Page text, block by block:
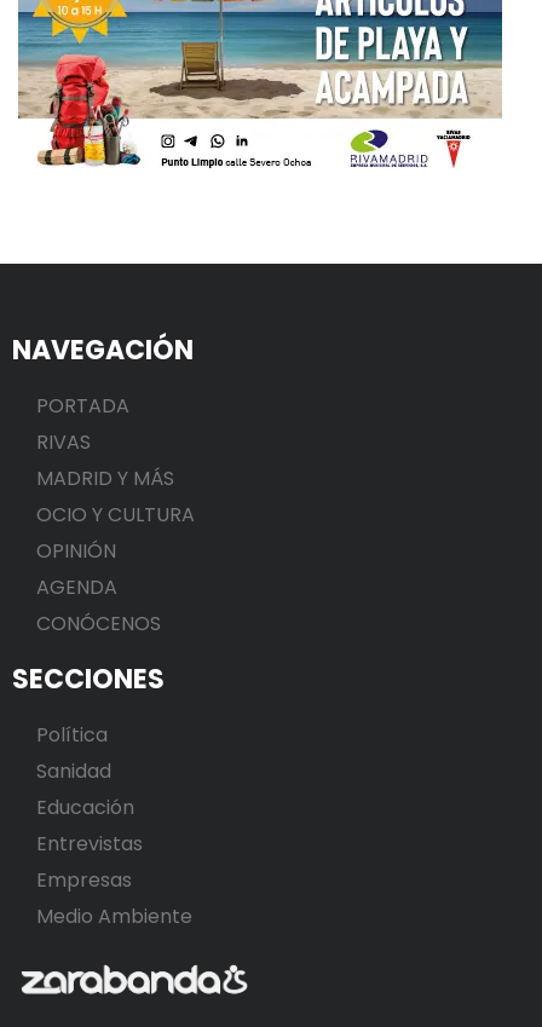
NAVEGACIÓN
PORTADA
RIVAS
MADRID Y MÁS
OCIO Y CULTURA
OPINIÓN
AGENDA
CONÓCENOS
SECCIONES
Política
Sanidad
Educación
Entrevistas
Empresas
Medio Ambiente